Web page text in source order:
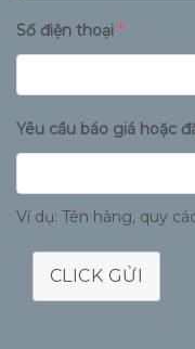
Số điện thoại *
Yêu cầu báo giá hoặc
Ví dụ: Tên hàng, quy
CLICK GỬI